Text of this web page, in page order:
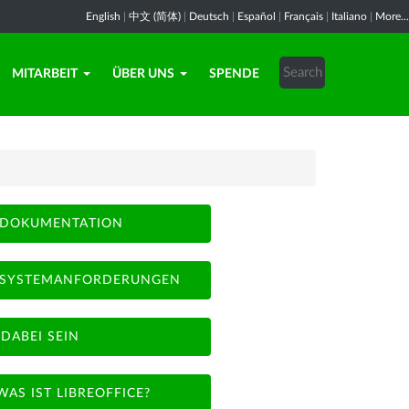
English 中文 (简体) Deutsch Español Français Italiano More...
MITARBEIT ÜBER UNS SPENDE
DOKUMENTATION
SYSTEMANFORDERUNGEN
DABEI SEIN
IST LIBREOFFICE?